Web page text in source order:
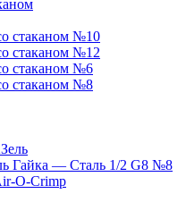
стаканом №10
стаканом №12
стаканом №6
стаканом №8